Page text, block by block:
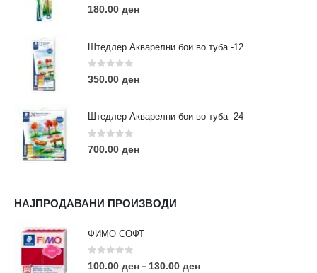
0 out of 5
180.00 ден
Штедлер Акварелни бои во туба -12
0out of 5
350.00 ден
Штедлер Акварелни бои во туба -24
0out of 5
700.00 ден
НАЈПРОДАВАНИ ПРОИЗВОДИ
ФИМО СОФТ
0 out of 5
100.00 ден – 130.00 ден